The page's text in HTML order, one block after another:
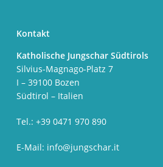
Kontakt
Katholische Jungschar Südtirols
Silvius-Magnago-Platz 7
I – 39100 Bozen
Südtirol – Italien
Tel.: +39 0471 970 890
E-Mail: info@jungschar.it